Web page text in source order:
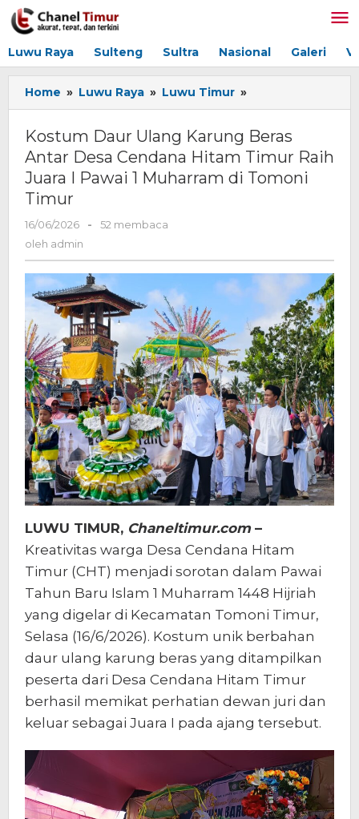
Lewati
ke
Luwu Raya Sulteng Sultra Nasional Galeri
Home » Luwu Raya » Luwu Timur »
Daur
Karung
Beras
Antar
Raih
Juara
Pawai
1
Muharram
di
Tomoni
Timur
Kostum Daur Ulang Karung Beras
Antar Desa Cendana Hitam Timur Raih
Juara I Pawai 1 Muharram di Tomoni
Timur
16/06/2026
oleh
-
52 membaca
oleh admin
LUWU TIMUR, Chaneltimur.com–
Kreativitas warga Desa Cendana Hitam
Timur (CHT) menjadi sorotan dalam Pawai
Tahun Baru Islam 1 Muharram 1448 Hijriah
yang digelar di Kecamatan Tomoni Timur,
Selasa (16/6/2026). Kostum unik berbahan
daur ulang karung beras yang ditampilkan
peserta dari Desa Cendana Hitam Timur
berhasil memikat perhatian dewan juri dan
keluar sebagai Juara I pada ajang tersebut.